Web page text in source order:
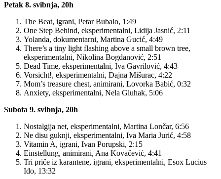
Petak 8. svibnja, 20h
The Beat, igrani, Petar Bubalo, 1:49
One Step Behind, eksperimentalni, Lidija Jasnić, 2:11
Yolanda, dokumentarni, Martina Gucić, 4:49
There’s a tiny light flashing above a small brown tree,
eksperimentalni, Nikolina Bogdanović, 2:51
Dead Time, eksperimentalni, Iva Gavrilović, 4:43
Vorsicht!, eksperimentalni, Dajna Mišurac, 4:22
Mom’s treasure chest, animirani, Lovorka Babić, 0:32
Anxiety, eksperimentalni, Nela Gluhak, 5:06
Subota 9. svibnja, 20h
Nostalgija net, eksperimentalni, Martina Lončar, 6:56
Ne disu guknji, eksperimentalni, Iva Maria Jurić, 4:58
Vitamin A, igrani, Ivan Porupski, 2:15
Einstellung, animirani, Ana Kovačević, 4:41
Tri priče iz karantene, igrani, eksperimentalni, Esox Lucius
Ido, 13:32